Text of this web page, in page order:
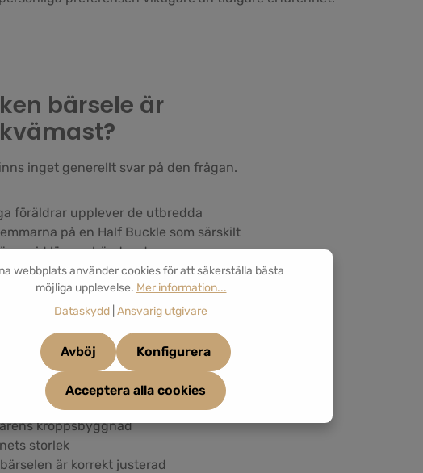
bärsele är
inget generellt svar på den frågan.
föräldrar upplever de utbredda
på en Half Buckle som särskilt
vid längre bärstunder.
föredrar den mer strukturerade passformen
Full Buckle.
en bärsele känns beror dessutom på
faktorer:
kroppsbyggnad
storlek
är korrekt justerad
webbplats använder cookies för att säkerställa bästa
möjliga upplevelse. Mer information...
Dataskydd Ansvarig utgivare
Avböj Konfigurera
Acceptera alla cookies